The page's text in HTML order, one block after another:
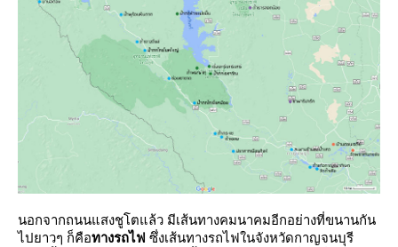
นอกจากถนนแสงชูโตแล้ว มีเส้นทางคมนาคมอีกอย่างที่ขนานกัน
ไปยาวๆ ก็คือทางรถไฟ ซึ่งเส้นทางรถไฟในจังหวัดกาญจนบุรี